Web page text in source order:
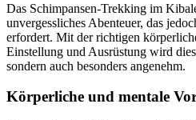
Das Schimpansen-Trekking im
unvergessliches Abenteuer, das
erfordert. Mit der richtigen
Einstellung und Ausrüstung wird
sondern auch besonders angenehm.
Körperliche und mentale